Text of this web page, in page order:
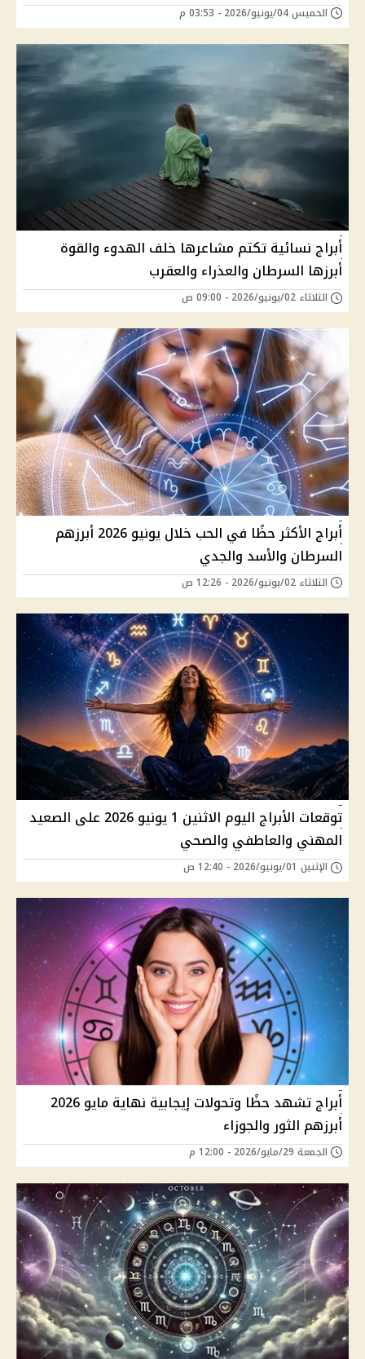
الخميس 04/يونيو/2026 - 03:53 م
أبراج نسائية تكتم مشاعرها خلف الهدوء والقوة
أبرزها السرطان والعذراء والعقرب
الثلاثاء 02/يونيو/2026 - 09:00 ص
أبراج الأكثر حظًا في الحب خلال يونيو 2026 أبرزهم
السرطان والأسد والجدي
الثلاثاء 02/يونيو/2026 - 12:26 ص
توقعات الأبراج اليوم الاثنين 1 يونيو 2026 على الصعيد
المهني والعاطفي والصحي
الإثنين 01/يونيو/2026 - 12:40 ص
أبراج تشهد حظًا وتحولات إيجابية نهاية مايو 2026
أبرزهم الثور والجوزاء
الجمعة 29/مايو/2026 - 12:00 م